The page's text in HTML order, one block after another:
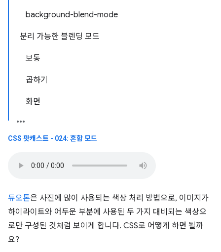
background-blend-mode
분리 가능한 블렌딩 모드
보통
곱하기
화면
CSS 팟캐스트 - 024: 혼합 모드
듀오톤은 사진에 많이 사용되는 색상 처리 방법으로, 이미지가
하이라이트와 어두운 부분에 사용된 두 가지 대비되는 색상으
로만 구성된 것처럼 보이게 합니다. CSS로 어떻게 하면 될까
요?